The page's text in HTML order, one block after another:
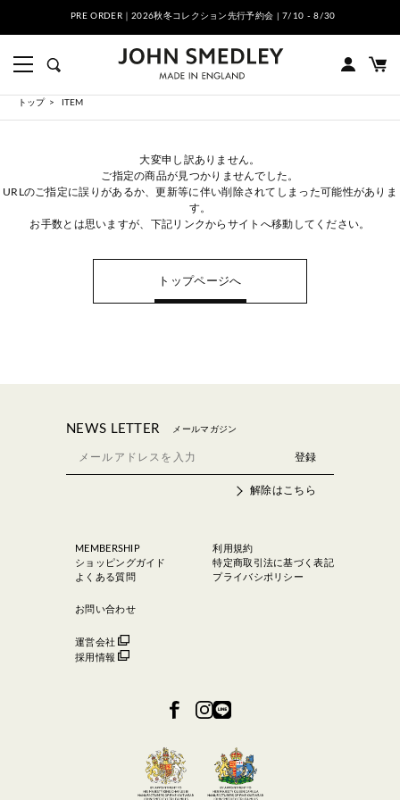
PRE ORDER｜2026秋冬コレクション先行予約会 | 7/10 - 8/30
トップ ITEM
大変申し訳ありません。
ご指定の商品が見つかりませんでした。
URLのご指定に誤りがあるか、更新等に伴い削除されてしまった可能性がありま
す。
お手数とは思いますが、下記リンクからサイトへ移動してください。
トップページへ
NEWS LETTER メールマガジン
解除はこちら
MEMBERSHIP
ショッピングガイド
よくある質問
お問い合わせ
運営会社
採用情報
利用規約
特定商取引法に基づく表記
プライバシポリシー